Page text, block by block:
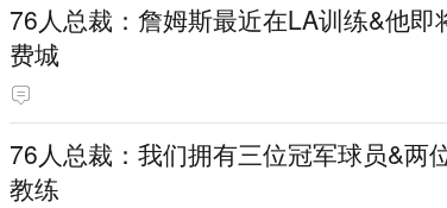
76人总裁：詹姆斯最近在LA训练&他
费城
76人总裁：我们拥有三位冠军球员&两
教练